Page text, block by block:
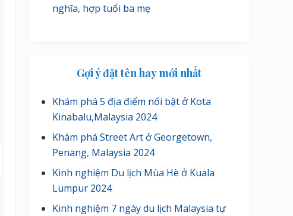
nghĩa, hợp tuổi ba mẹ
Gợi ý đặt tên hay mới nhất
Khám phá 5 địa điểm nổi bật ở Kota
Kinabalu,Malaysia 2024
Khám phá Street Art ở Georgetown,
Penang, Malaysia 2024
Kinh nghiệm Du lịch Mùa Hè ở Kuala
Lumpur 2024
Kinh nghiệm 7 ngày du lịch Malaysia tự